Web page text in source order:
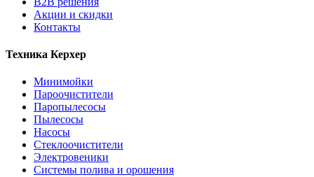
Акции и cкидки
Контакты
Техника Керхер
Минимойки
Пароочистители
Паропылесосы
Пылесосы
Насосы
Стеклоочистители
Электровеники
Системы полива и орошения